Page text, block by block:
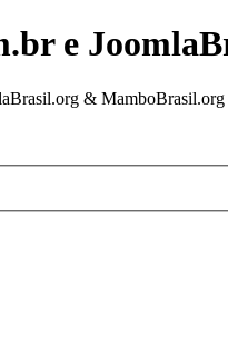
e
& MamboBrasil.org